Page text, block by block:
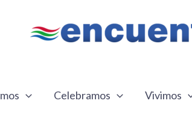
Celebramos Vivimos